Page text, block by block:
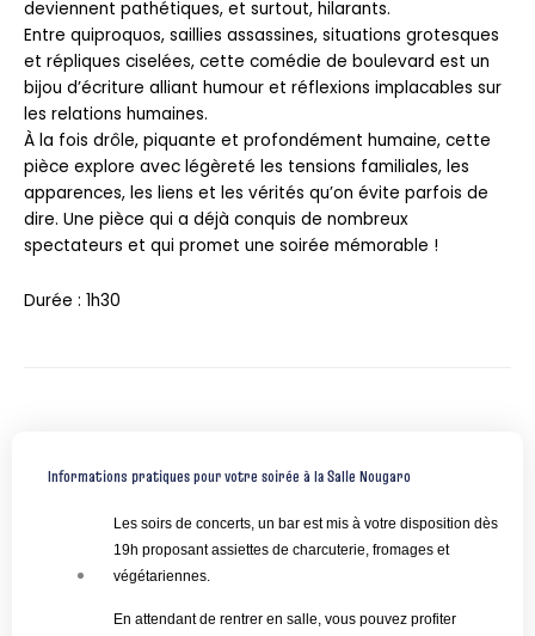
deviennent pathétiques, et surtout, hilarants.
Entre quiproquos, saillies assassines, situations grotesques
et répliques ciselées, cette comédie de boulevard est un
bijou d’écriture alliant humour et réflexions implacables sur
les relations humaines.
À la fois drôle, piquante et profondément humaine, cette
pièce explore avec légèreté les tensions familiales, les
apparences, les liens et les vérités qu’on évite parfois de
dire. Une pièce qui a déjà conquis de nombreux
spectateurs et qui promet une soirée mémorable !
Durée : 1h30
Informations pratiques pour votre soirée à la Salle Nougaro
Les soirs de concerts, un bar est mis à votre disposition dès
19h proposant assiettes de charcuterie, fromages et
végétariennes.
En attendant de rentrer en salle, vous pouvez profiter